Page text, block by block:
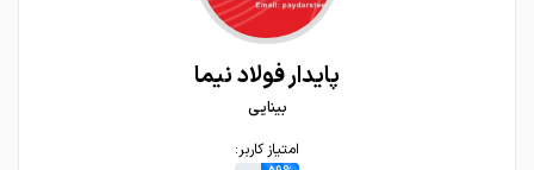
پایدار فولاد نیما
بینایی
امتیاز کاربر: